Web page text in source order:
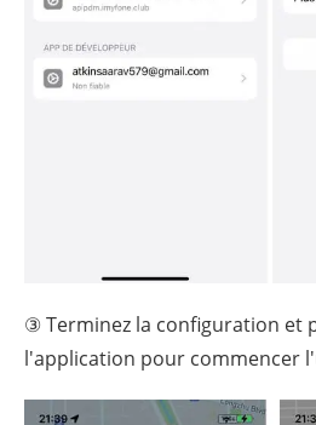
③ Terminez la configuration et
l'application pour commencer